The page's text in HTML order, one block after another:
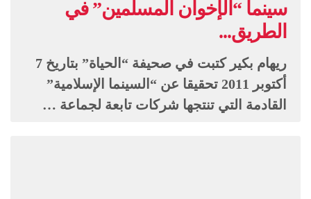
سينما “الإخوان المسلمين” في
الطريق...
ريهام بكير كتبت في صحيفة “الحياة” بتاريخ 7
أكتوبر 2011 تحقيقا عن “السينما الإسلامية”
القادمة التي تنتجها شركات تابعة لجماعة …